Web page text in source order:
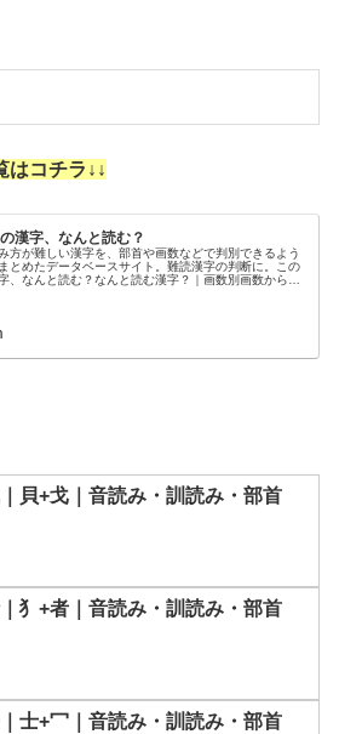
はコチラ↓↓
漢字、なんと読む？
方が難しい漢字を、部首や画数などで判別できるよう
とめたデータベースサイト。難読漢字の判断に。この
、なんと読む？なんと読む漢字？｜画数別画数から漢
貝+戈｜音読み・訓読み・部首
⺨+者｜音読み・訓読み・部首
士+冖｜音読み・訓読み・部首